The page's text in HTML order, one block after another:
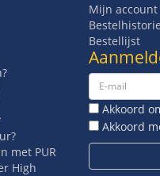
met PUR
High
Mijn account
Bestelhistorie
Bestellijst
Akkoord
Akkoord